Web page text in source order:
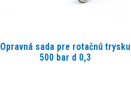
Opravná sada pre rotačnú trysku
500 bar d 0,3